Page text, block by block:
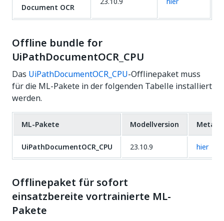
Document OCR
Offline bundle for
UiPathDocumentOCR_CPU
Das UiPathDocumentOCR_CPU-Offlinepaket muss
für die ML-Pakete in der folgenden Tabelle installiert
werden.
ML-Pakete Modellversion
UiPathDocumentOCR_CPU 23.10.9 hier
Offlinepaket für sofort
einsatzbereite vortrainierte ML-
Pakete